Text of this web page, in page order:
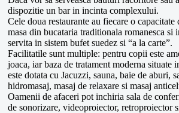
dispozitie un bar in incinta complexului.
Cele doua restaurante au fiecare o
masa din bucataria traditionala romanesca si
servita in sistem bufet suedez si “a la carte”.
Facilitatile sunt multiple: pentru copii este
joaca, iar baza de tratament moderna situate
este dotata cu Jacuzzi, sauna, baie de aburi,
hidromasaj, masaj de relaxare si masaj
Oamenii de afaceri pot inchiria sala de
de sonorizare, videoproiector, retroproiector